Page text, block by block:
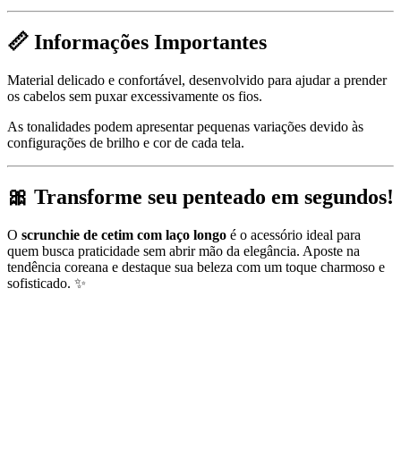
📏 Informações Importantes
Material delicado e confortável, desenvolvido para ajudar a prender
os cabelos sem puxar excessivamente os fios.
As tonalidades podem apresentar pequenas variações devido às
configurações de brilho e cor de cada tela.
🎀 Transforme seu penteado em segundos!
O scrunchie de cetim com laço longo é o acessório ideal para
quem busca praticidade sem abrir mão da elegância. Aposte na
tendência coreana e destaque sua beleza com um toque charmoso e
sofisticado. ✨